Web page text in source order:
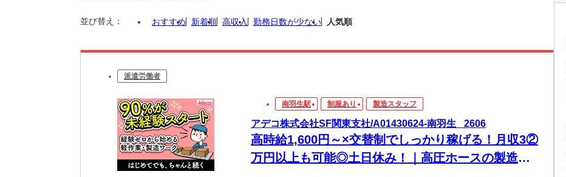
並び替え： おすすめ 新着順 高収入 勤務日数が少ない 人気順
派遣労働者
南羽生駅 制服あり 製造スタッフ
アデコ株式会社SF関東支社/A01430624-南羽生_ 2606
高時給1,600円～×交替制でしっかり稼げる！月収3②
万円以上も可能◎土日休み！｜高圧ホースの製造製